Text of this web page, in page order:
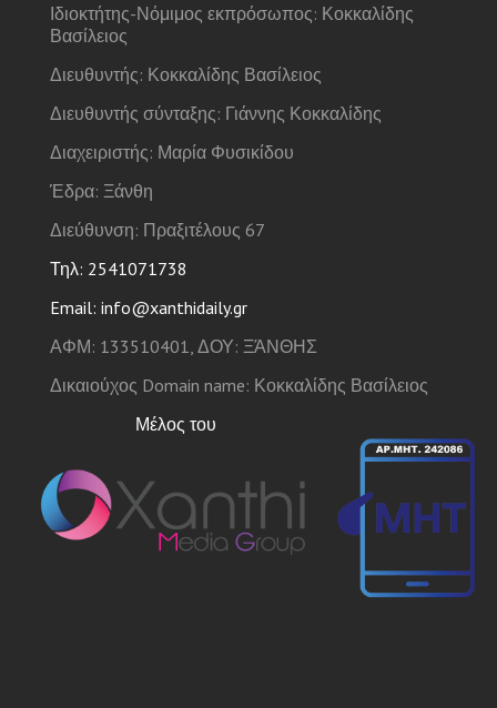
Ιδιοκτήτης-Νόμιμος εκπρόσωπος: Κοκκαλίδης
Βασίλειος
Διευθυντής: Κοκκαλίδης Βασίλειος
Διευθυντής σύνταξης: Γιάννης Κοκκαλίδης
Διαχειριστής: Μαρία Φυσικίδου
Έδρα: Ξάνθη
Διεύθυνση: Πραξιτέλους 67
Τηλ: 2541071738
Email: info@xanthidaily.gr
ΑΦΜ: 133510401, ΔΟΥ: ΞΆΝΘΗΣ
Δικαιούχος Domain name: Κοκκαλίδης Βασίλειος
Μέλος του